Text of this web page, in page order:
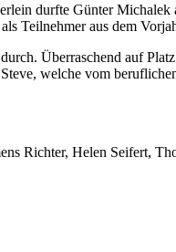
durfte Günter
Teilnehmer aus dem
Überraschend auf
welche vom
Richter, Helen Seifert,